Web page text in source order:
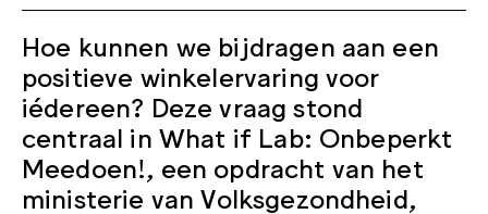
Hoe kunnen we bijdragen aan een
positieve winkelervaring voor
iédereen? Deze vraag stond
centraal in What if Lab: Onbeperkt
Meedoen!, een opdracht van het
ministerie van Volksgezondheid,